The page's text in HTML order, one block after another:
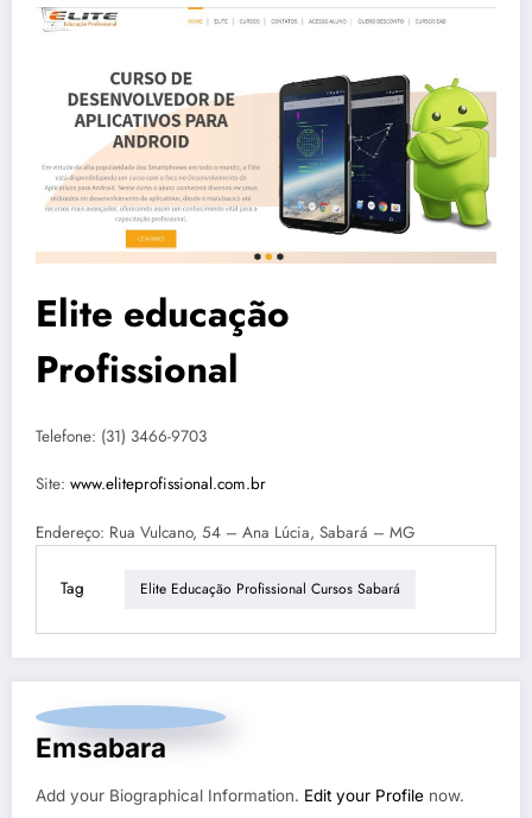
Elite educação
Profissional
Telefone: (31) 3466-9703
Site: www.eliteprofissional.com.br
Endereço: Rua Vulcano, 54 – Ana Lúcia, Sabará – MG
Tag Elite Educação Profissional Cursos Sabará
Emsabara
Add your Biographical Information. Edit your Profile now.